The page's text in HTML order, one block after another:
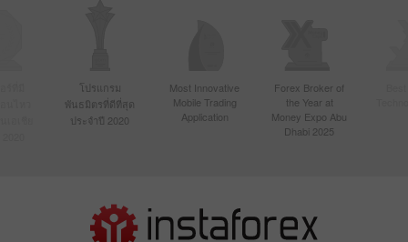
โปรแกรม
พันธมิตรที่ดีที่สุด
ประจำปี 2020
Most Innovative
Mobile Trading
Application
Forex Broker of
the Year at
Money Expo Abu
Dhabi 2025